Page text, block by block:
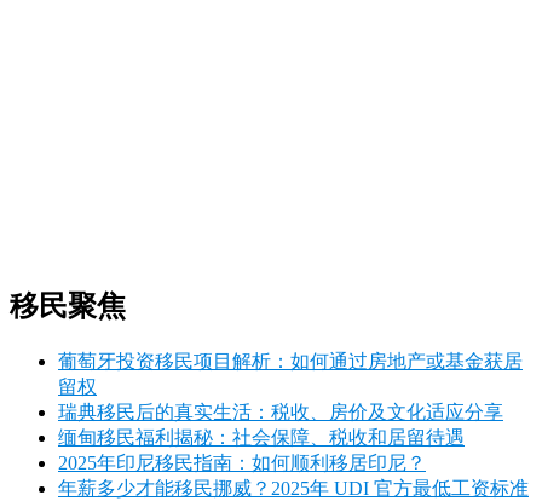
移民聚焦
葡萄牙投资移民项目解析：如何通过房地产或基金获居
留权
瑞典移民后的真实生活：税收、房价及文化适应分享
缅甸移民福利揭秘：社会保障、税收和居留待遇
2025年印尼移民指南：如何顺利移居印尼？
年薪多少才能移民挪威？2025年 UDI 官方最低工资标准